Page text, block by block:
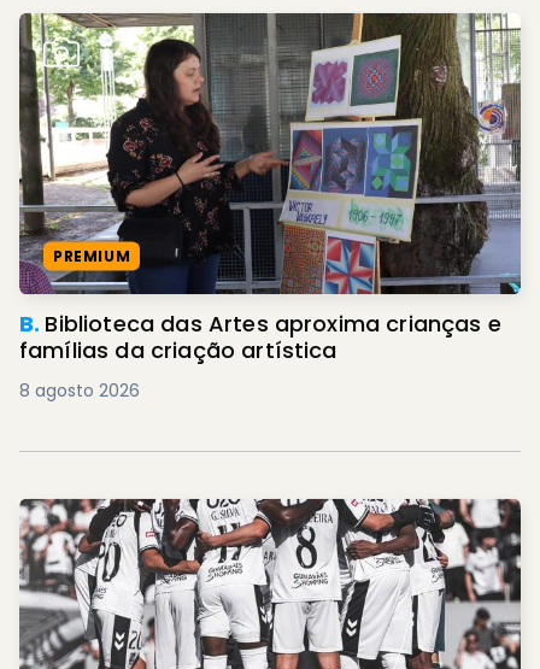
PREMIUM
B. Biblioteca das Artes aproxima crianças e
famílias da criação artística
8 agosto 2026